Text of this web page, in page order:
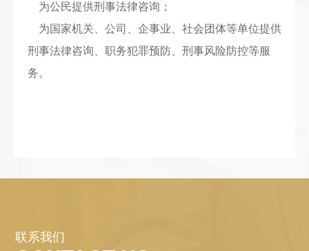
为公民提供刑事法律咨询；
为国家机关、公司、企事业、社会团体等单位提供
刑事法律咨询、职务犯罪预防、刑事风险防控等服
务。
联系我们